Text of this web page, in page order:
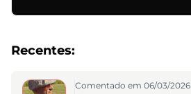
Recentes:
Comentado em 06/03/2026